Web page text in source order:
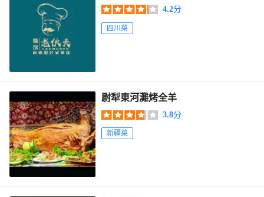
4.2分
四川菜
尉犁東河灘烤全羊
3.8分
新疆菜